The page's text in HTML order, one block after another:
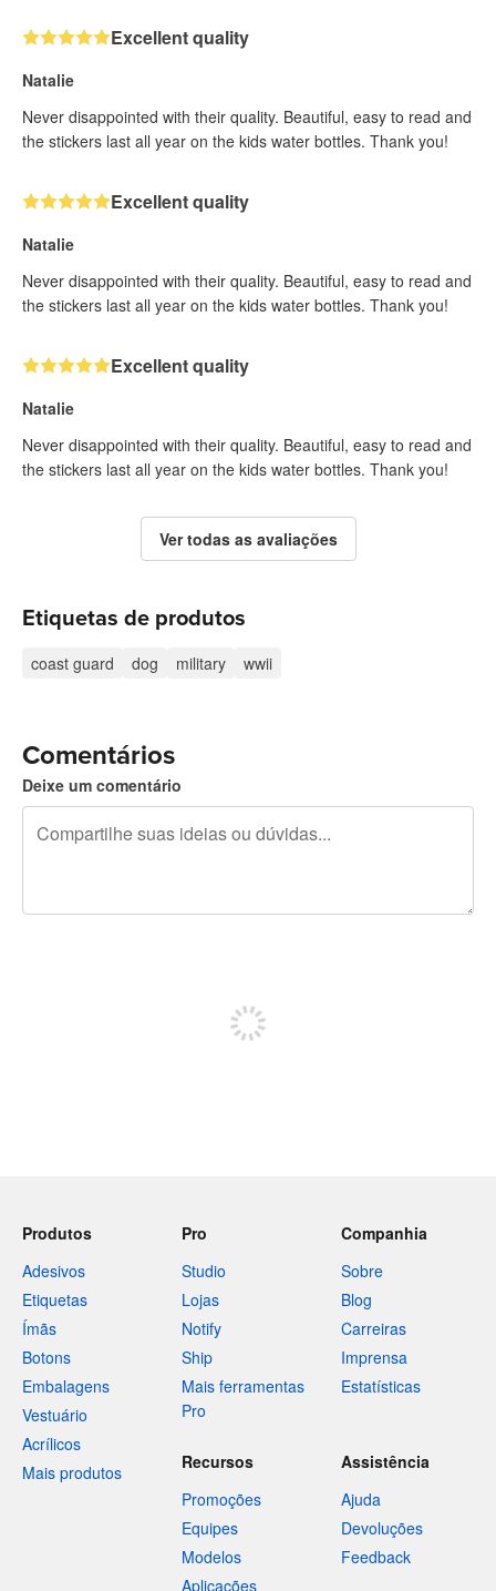
Excellent quality
Natalie
Never disappointed with their quality. Beautiful, easy to read and
the stickers last all year on the kids water bottles. Thank you!
Excellent quality
Natalie
Never disappointed with their quality. Beautiful, easy to read and
the stickers last all year on the kids water bottles. Thank you!
Excellent quality
Natalie
Never disappointed with their quality. Beautiful, easy to read and
the stickers last all year on the kids water bottles. Thank you!
Ver todas as avaliações
Etiquetas de produtos
coast guard dog military wwii
Comentários
Deixe um comentário
Produtos
Adesivos
Etiquetas
Ímãs
Botons
Embalagens
Vestuário
Acrílicos
Mais produtos
Pro
Studio
Lojas
Notify
Ship
Mais ferramentas
Pro
Companhia
Sobre
Blog
Carreiras
Imprensa
Estatísticas
Recursos
Promoções
Equipes
Modelos
Aplicações
Assistência
Ajuda
Devoluções
Feedback